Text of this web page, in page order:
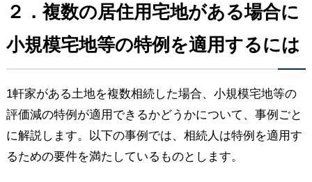
２．複数の居住用宅地がある場合に
小規模宅地等の特例を適用するには
1軒家がある土地を複数相続した場合、小規模宅地等の
評価減の特例が適用できるかどうかについて、事例ごと
に解説します。以下の事例では、相続人は特例を適用す
るための要件を満たしているものとします。